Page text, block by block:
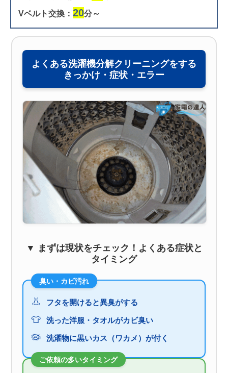
Vベルト交換： 20分～
よくある洗濯機分解クリーニングをする
きっかけ・症状・エラー
▼ まずは現状をチェック！よくある症状と
タイミング
臭い・カビ汚れ
👃 フタを開けると異臭がする
👕 洗った洋服・タオルがカビ臭い
🦠 洗濯物に黒いカス（ワカメ）が付く
ご依頼の多いタイミング